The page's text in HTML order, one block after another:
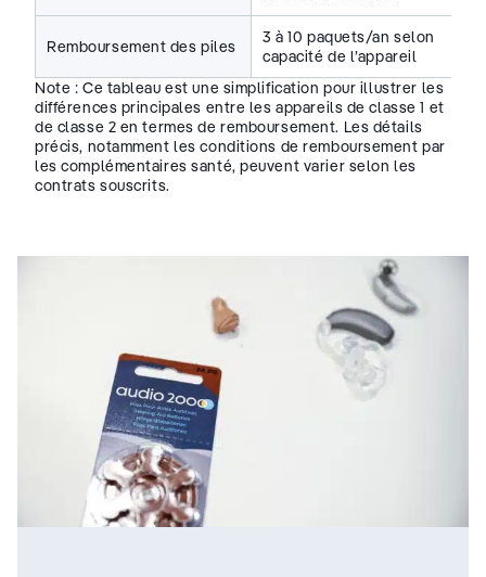
Remboursement des piles
3 à 10 paquets/an selon
capacité de l’appareil
Note : Ce tableau est une simplification pour illustrer les
différences principales entre les appareils de classe 1 et
de classe 2 en termes de remboursement. Les détails
précis, notamment les conditions de remboursement par
les complémentaires santé, peuvent varier selon les
contrats souscrits.